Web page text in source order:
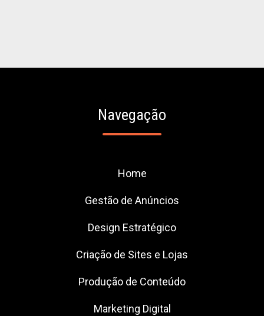
Navegação
Home
Gestão de Anúncios
Design Estratégico
Criação de Sites e Lojas
Produção de Conteúdo
Marketing Digital